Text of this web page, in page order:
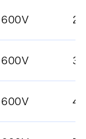
600V
600V
600V